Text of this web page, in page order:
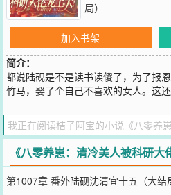
局）
加入书架
简介：
都说陆砚是不是读书读傻了，为了报
竹马，娶了个自己不喜欢的女人。这
工程师啊。都说这次陆砚肯定咽不下
婚的。沈清宜看着面前面容俊雅，一
冷的开口道：“认下安安，给他上了户
婚是不可能离婚的！除非你能找到
您要是觉得《八零养崽：清冷美人被
请不要忘记向您QQ群和微博微信里的
《八零养崽：清冷美人被科研
第1007章 番外陆砚沈清宜十五（大结